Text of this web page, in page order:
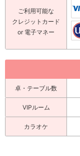
ご利用可能な
クレジットカード
or 電子マネー
卓・テーブル数
VIPルーム
カラオケ